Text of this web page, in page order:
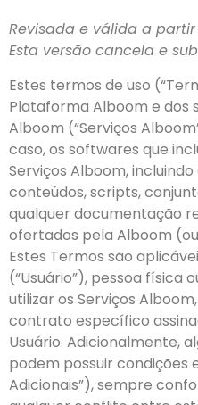
Revisada e válida a partir
Esta versão cancela e
Estes termos de uso
Plataforma Alboom e dos
Alboom (“Serviços
caso, os softwares que
Serviços Alboom,
conteúdos, scripts,
qualquer documentação
ofertados pela Alboom
Estes Termos são
(“Usuário”), pessoa física
utilizar os Serviços
contrato específico
Usuário. Adicionalmente,
podem possuir condições
Adicionais”), sempre